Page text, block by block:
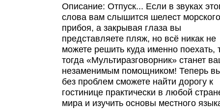
Описание: Отпуск... Если в звуках
слова вам слышится шелест морского
прибоя, а закрывая глаза вы
представляете пляж, но всё никак не
можете решить куда именно поехать,
тогда «Мультиразговорник» станет
незаменимым помощником! Теперь
без проблем сможете найти дорогу к
гостинице практически в любой
мира и изучить основы местного